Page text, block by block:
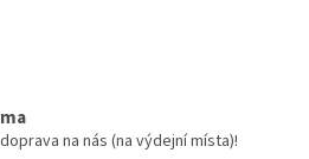
na nás (na výdejní místa)!